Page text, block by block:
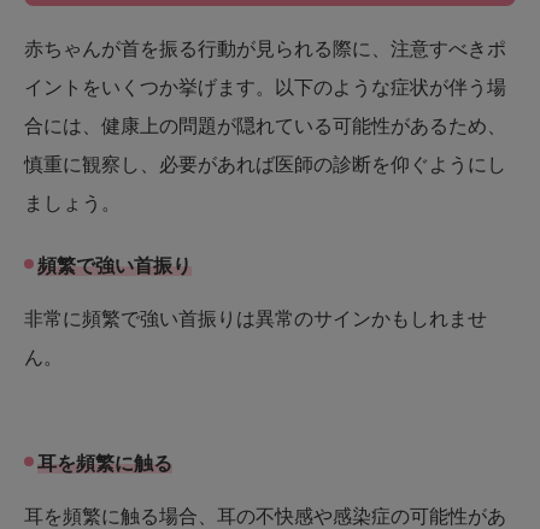
赤ちゃんが首を振る行動が見られる際に、注意すべきポ
イントをいくつか挙げます。以下のような症状が伴う場
合には、健康上の問題が隠れている可能性があるため、
慎重に観察し、必要があれば医師の診断を仰ぐようにし
ましょう。
頻繁で強い首振り
非常に頻繁で強い首振りは異常のサインかもしれませ
ん。
耳を頻繁に触る
耳を頻繁に触る場合、耳の不快感や感染症の可能性があ